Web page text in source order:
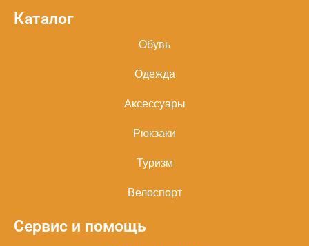
Каталог
Обувь
Одежда
Аксессуары
Рюкзаки
Туризм
Велоспорт
Сервис и помощь